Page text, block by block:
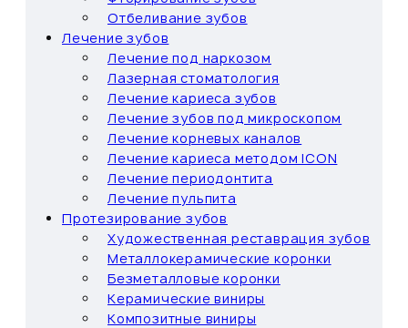
Отбеливание зубов
Лечение зубов
Лечение под наркозом
Лазерная стоматология
Лечение кариеса зубов
Лечение зубов под микроскопом
Лечение корневых каналов
Лечение кариеса методом ICON
Лечение периодонтита
Лечение пульпита
Протезирование зубов
Художественная реставрация зубов
Металлокерамические коронки
Безметалловые коронки
Керамические виниры
Композитные виниры